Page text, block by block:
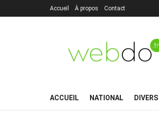
Accueil À propos Contact
ACCUEIL NATIONAL DIVERS